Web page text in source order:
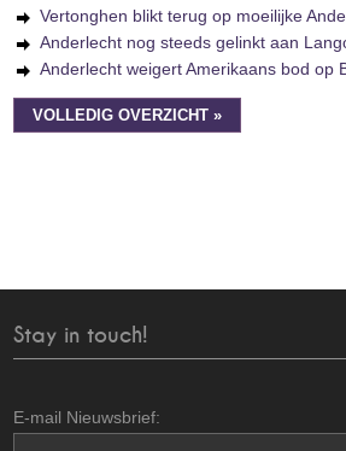
Vertonghen blikt terug op moeilijke
Anderlecht nog steeds gelinkt aan
Anderlecht weigert Amerikaans bod op
VOLLEDIG OVERZICHT »
Stay in touch!
E-mail Nieuwsbrief: